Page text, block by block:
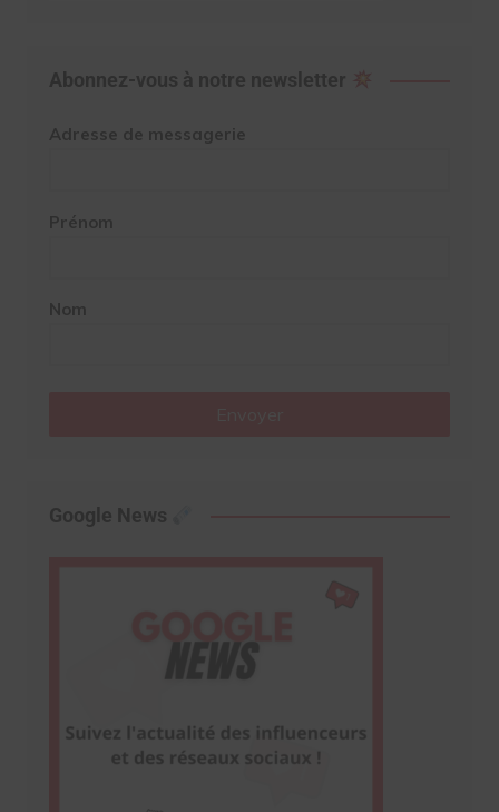
Abonnez-vous à notre newsletter
Adresse de messagerie
Prénom
Nom
Google News